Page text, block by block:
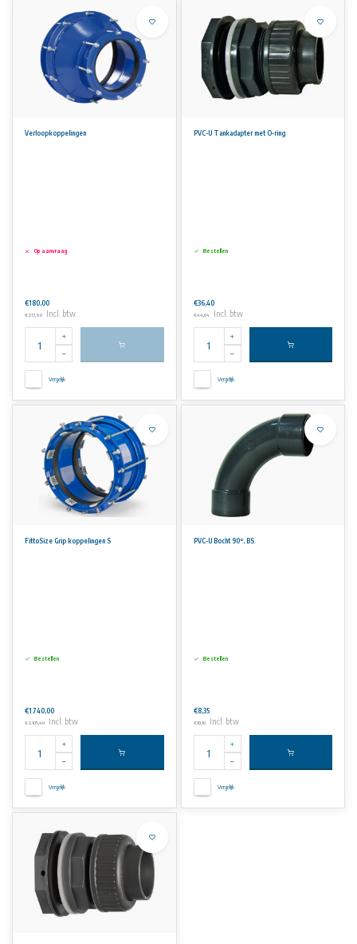
Verloopkoppelingen
Op aanvraag
€180,00
€217,80 Incl. btw
Vergelijk
PVC-U Tankadapter met O-ring
Bestellen
€36,40
€44,04 Incl. btw
Vergelijk
FittoSize Grip koppelingen S
Bestellen
€1.740,00
€2.105,40 Incl. btw
Vergelijk
PVC-U Bocht 90°, BS
Bestellen
€8,35
€10,10 Incl. btw
Vergelijk